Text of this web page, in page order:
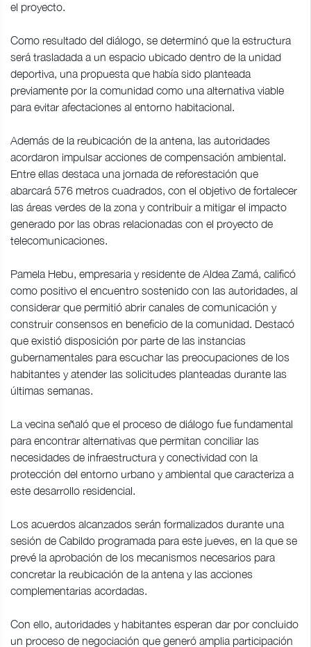
el proyecto.
Como resultado del diálogo, se determinó que la estructura
será trasladada a un espacio ubicado dentro de la unidad
deportiva, una propuesta que había sido planteada
previamente por la comunidad como una alternativa viable
para evitar afectaciones al entorno habitacional.
Además de la reubicación de la antena, las autoridades
acordaron impulsar acciones de compensación ambiental.
Entre ellas destaca una jornada de reforestación que
abarcará 576 metros cuadrados, con el objetivo de fortalecer
las áreas verdes de la zona y contribuir a mitigar el impacto
generado por las obras relacionadas con el proyecto de
telecomunicaciones.
Pamela Hebu, empresaria y residente de Aldea Zamá, calificó
como positivo el encuentro sostenido con las autoridades, al
considerar que permitió abrir canales de comunicación y
construir consensos en beneficio de la comunidad. Destacó
que existió disposición por parte de las instancias
gubernamentales para escuchar las preocupaciones de los
habitantes y atender las solicitudes planteadas durante las
últimas semanas.
La vecina señaló que el proceso de diálogo fue fundamental
para encontrar alternativas que permitan conciliar las
necesidades de infraestructura y conectividad con la
protección del entorno urbano y ambiental que caracteriza a
este desarrollo residencial.
Los acuerdos alcanzados serán formalizados durante una
sesión de Cabildo programada para este jueves, en la que se
prevé la aprobación de los mecanismos necesarios para
concretar la reubicación de la antena y las acciones
complementarias acordadas.
Con ello, autoridades y habitantes esperan dar por concluido
un proceso de negociación que generó amplia participación